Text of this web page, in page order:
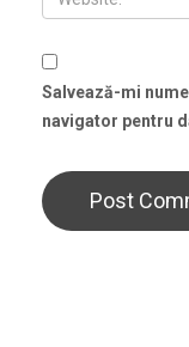
Salvează-mi
navigator pentru